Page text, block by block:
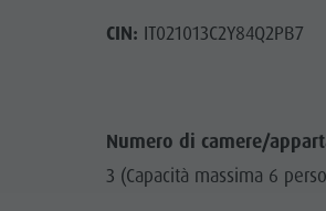
CIN: IT021013C2Y84Q2PB7
Numero di camere/
3 (Capacità massima 6